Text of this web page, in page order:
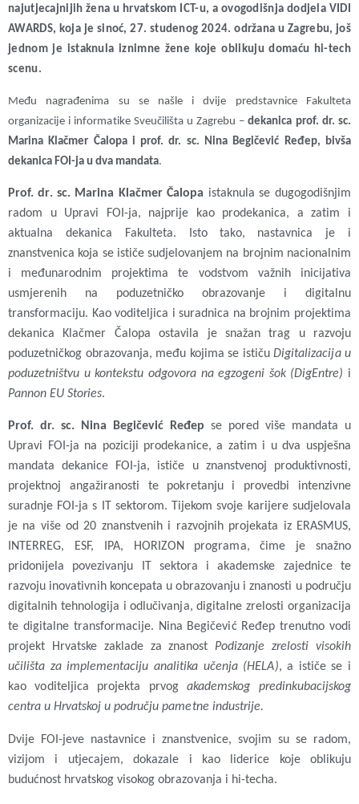
najutjecajnijih žena u hrvatskom ICT-u, a ovogodišnja dodjela VIDI
AWARDS, koja je sinoć, 27. studenog 2024. održana u Zagrebu, još
jednom je istaknula iznimne žene koje oblikuju domaću hi-tech
scenu.
Među nagrađenima su se našle i dvije predstavnice Fakulteta
organizacije i informatike Sveučilišta u Zagrebu –dekanica prof. dr. sc.
Marina Klačmer Čalopa i prof. dr. sc. Nina Begičević Ređep, bivša
dekanica FOI-ja u dva mandata.
Prof. dr. sc. Marina Klačmer Čalopa istaknula se dugogodišnjim
radom u Upravi FOI-ja, najprije kao prodekanica, a zatim i
aktualna dekanica Fakulteta. Isto tako, nastavnica je i
znanstvenica koja se ističe sudjelovanjem na brojnim nacionalnim
i međunarodnim projektima te vodstvom važnih inicijativa
usmjerenih na poduzetničko obrazovanje i digitalnu
transformaciju. Kao voditeljica i suradnica na brojnim projektima
dekanica Klačmer Čalopa ostavila je snažan trag u razvoju
poduzetničkog obrazovanja, među kojima se ističuDigitalizacija u
poduzetništvu u kontekstu odgovora na egzogeni šok (DigEntre) i
Pannon EU Stories.
Prof. dr. sc. Nina Begičević Ređep se pored više mandata u
Upravi FOI-ja na poziciji prodekanice, a zatim i u dva uspješna
mandata dekanice FOI-ja, ističe u znanstvenoj produktivnosti,
projektnoj angažiranosti te pokretanju i provedbi intenzivne
suradnje FOI-ja s IT sektorom. Tijekom svoje karijere sudjelovala
je na više od 20 znanstvenih i razvojnih projekata iz ERASMUS,
INTERREG, ESF, IPA, HORIZON programa, čime je snažno
pridonijela povezivanju IT sektora i akademske zajednice te
razvoju inovativnih koncepata u obrazovanju i znanosti u području
digitalnih tehnologija i odlučivanja, digitalne zrelosti organizacija
te digitalne transformacije. Nina Begičević Ređep trenutno vodi
projekt Hrvatske zaklade za znanost Podizanje zrelosti visokih
učilišta za implementaciju analitika učenja (HELA), a ističe se i
kao voditeljica projekta prvogakademskog predinkubacijskog
centra u Hrvatskoj u području pametne industrije.
Dvije FOI-jeve nastavnice i znanstvenice, svojim su se radom,
vizijom i utjecajem, dokazale i kao liderice koje oblikuju
budućnost hrvatskog visokog obrazovanja i hi-techa.